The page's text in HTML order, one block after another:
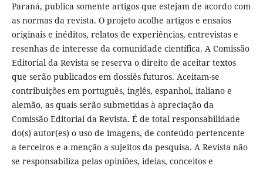
Paraná, publica somente artigos que estejam de acordo com
as normas da revista. O projeto acolhe artigos e ensaios
originais e inéditos, relatos de experiências, entrevistas e
resenhas de interesse da comunidade científica. A Comissão
Editorial da Revista se reserva o direito de aceitar textos
que serão publicados em dossiês futuros. Aceitam-se
contribuições em português, inglês, espanhol, italiano e
alemão, as quais serão submetidas à apreciação da
Comissão Editorial da Revista. É de total responsabilidade
do(s) autor(es) o uso de imagens, de conteúdo pertencente
a terceiros e a menção a sujeitos da pesquisa. A Revista não
se responsabiliza pelas opiniões, ideias, conceitos e